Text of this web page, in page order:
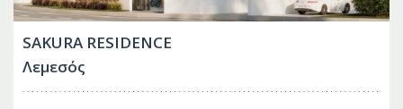
SAKURA RESIDENCE
Λεμεσός